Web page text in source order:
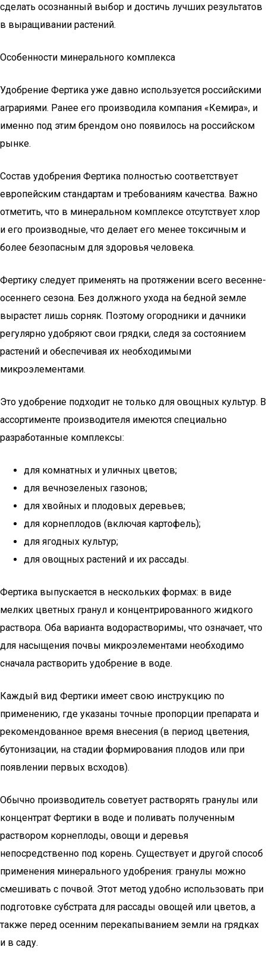
сделать осознанный выбор и достичь лучших результатов
в выращивании растений.
Особенности минерального комплекса
Удобрение Фертика уже давно используется российскими
аграриями. Ранее его производила компания «Кемира», и
именно под этим брендом оно появилось на российском
рынке.
Состав удобрения Фертика полностью соответствует
европейским стандартам и требованиям качества. Важно
отметить, что в минеральном комплексе отсутствует хлор
и его производные, что делает его менее токсичным и
более безопасным для здоровья человека.
Фертику следует применять на протяжении всего весенне-
осеннего сезона. Без должного ухода на бедной земле
вырастет лишь сорняк. Поэтому огородники и дачники
регулярно удобряют свои грядки, следя за состоянием
растений и обеспечивая их необходимыми
микроэлементами.
Это удобрение подходит не только для овощных культур. В
ассортименте производителя имеются специально
разработанные комплексы:
для комнатных и уличных цветов;
для вечнозеленых газонов;
для хвойных и плодовых деревьев;
для корнеплодов (включая картофель);
для ягодных культур;
для овощных растений и их рассады.
Фертика выпускается в нескольких формах: в виде
мелких цветных гранул и концентрированного жидкого
раствора. Оба варианта водорастворимы, что означает, что
для насыщения почвы микроэлементами необходимо
сначала растворить удобрение в воде.
Каждый вид Фертики имеет свою инструкцию по
применению, где указаны точные пропорции препарата и
рекомендованное время внесения (в период цветения,
бутонизации, на стадии формирования плодов или при
появлении первых всходов).
Обычно производитель советует растворять гранулы или
концентрат Фертики в воде и поливать полученным
раствором корнеплоды, овощи и деревья
непосредственно под корень. Существует и другой способ
применения минерального удобрения: гранулы можно
смешивать с почвой. Этот метод удобно использовать при
подготовке субстрата для рассады овощей или цветов, а
также перед осенним перекапыванием земли на грядках
и в саду.